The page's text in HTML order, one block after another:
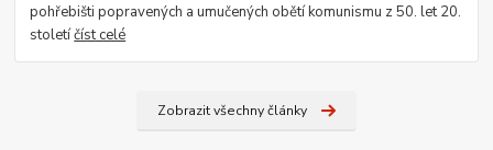
pohřebišti popravených a umučených obětí komunismu z 50. let 20.
stoletíčíst celé
Zobrazit všechny články